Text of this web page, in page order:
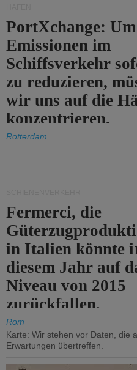
PortXchange:
Emissionen im
Schiffsverkehr
zu reduzieren,
wir uns auf die
konzentrieren.
Rotterdam
Fermerci, die
in Italien könnte
diesem Jahr auf
Niveau von 2015
zurückfallen.
Rom
Karte: Wir stehen vor Daten, die
Erwartungen übertreffen.